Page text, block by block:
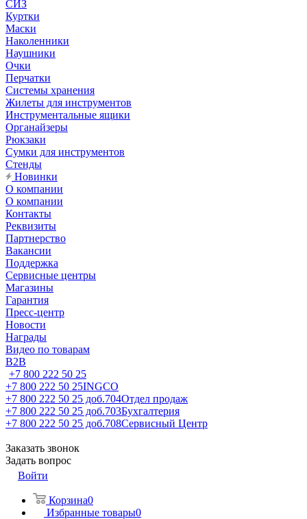
СИЗ
Куртки
Маски
Наколенники
Наушники
Очки
Перчатки
Системы хранения
Жилеты для инструментов
Инструментальные ящики
Органайзеры
Рюкзаки
Сумки для инструментов
Стенды
Новинки
О компании
О компании
Контакты
Реквизиты
Партнерство
Вакансии
Поддержка
Сервисные центры
Магазины
Гарантия
Пресс-центр
Новости
Награды
Видео по товарам
B2B
+7 800 222 50 25
+7 800 222 50 25INGCO
+7 800 222 50 25 доб.704Отдел продаж
+7 800 222 50 25 доб.703Бухгалтерия
+7 800 222 50 25 доб.708Сервисный Центр
Заказать звонок
Задать вопрос
Войти
Корзина0
Избранные товары0